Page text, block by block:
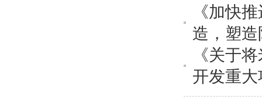
《加快
造，塑
《关于
开发重